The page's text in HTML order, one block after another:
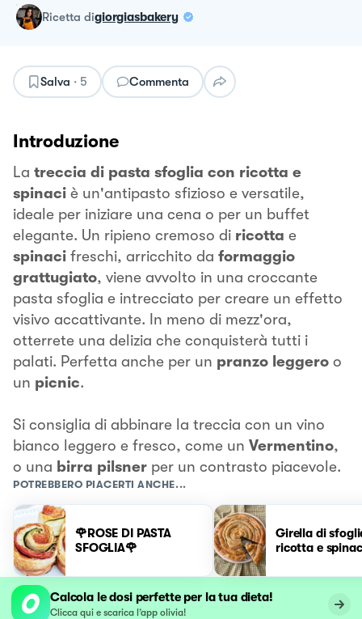
ricetta digiorgiasbakery
Salva · 5 Commenta
Introduzione
La treccia di pasta sfoglia con ricotta e
spinaci è un'antipasto sfizioso e versatile,
ideale per iniziare una cena o per un buffet
elegante. Un ripieno cremoso di ricotta e
spinaci freschi, arricchito da formaggio
grattugiato, viene avvolto in una croccante
pasta sfoglia e intrecciato per creare un effetto
visivo accattivante. In meno di mezz'ora,
otterrete una delizia che conquisterà tutti i
palati. Perfetta anche per un pranzo leggero o
un picnic.
Si consiglia di abbinare la treccia con un vino
bianco leggero e fresco, come un Vermentino,
o una birra pilsner per un contrasto piacevole.
POTREBBERO PIACERTI ANCHE...
🌹ROSE DI PASTA
SFOGLIA🌹
Girella di
ricotta e
Calcola le dosi perfette per la tua dieta!
Clicca qui e scarica l’app olivia!